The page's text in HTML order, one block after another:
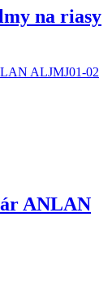
na riasy
ALJMJ01-02
ANLAN